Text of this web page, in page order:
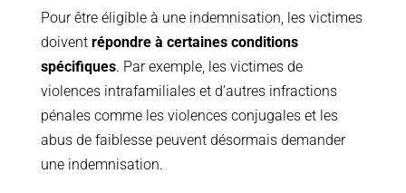
Pour être éligible à une indemnisation, les victimes
doivent répondre à certaines conditions
spécifiques. Par exemple, les victimes de
violences intrafamiliales et d’autres infractions
pénales comme les violences conjugales et les
abus de faiblesse peuvent désormais demander
une indemnisation.